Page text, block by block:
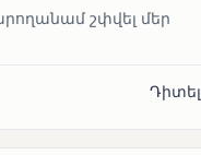
շփվել մեր
Դիտել